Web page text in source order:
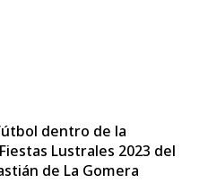
dentro de la
Lustrales 2023 del
de La Gomera